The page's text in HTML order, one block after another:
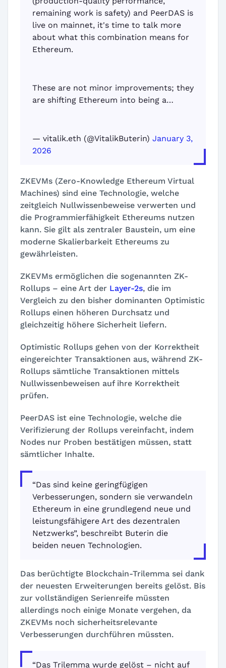
remaining work is safety) and PeerDAS is
live on mainnet, it's time to talk more
about what this combination means for
Ethereum.
These are not minor improvements; they
are shifting Ethereum into being a…
— vitalik.eth (@VitalikButerin) January 3,
2026
ZKEVMs (Zero-Knowledge Ethereum Virtual
Machines) sind eine Technologie, welche
zeitgleich Nullwissenbeweise verwerten und
die Programmierfähigkeit Ethereums nutzen
kann. Sie gilt als zentraler Baustein, um eine
moderne Skalierbarkeit Ethereums zu
gewährleisten.
ZKEVMs ermöglichen die sogenannten ZK-
Rollups – eine Art der Layer-2s, die im
Vergleich zu den bisher dominanten Optimistic
Rollups einen höheren Durchsatz und
gleichzeitig höhere Sicherheit liefern.
Optimistic Rollups gehen von der Korrektheit
eingereichter Transaktionen aus, während ZK-
Rollups sämtliche Transaktionen mittels
Nullwissenbeweisen auf ihre Korrektheit
prüfen.
PeerDAS ist eine Technologie, welche die
Verifizierung der Rollups vereinfacht, indem
Nodes nur Proben bestätigen müssen, statt
sämtlicher Inhalte.
“Das sind keine geringfügigen
Verbesserungen, sondern sie verwandeln
Ethereum in eine grundlegend neue und
leistungsfähigere Art des dezentralen
Netzwerks”, beschreibt Buterin die
beiden neuen Technologien.
Das berüchtigte Blockchain-Trilemma sei dank
der neuesten Erweiterungen bereits gelöst. Bis
zur vollständigen Serienreife müssten
allerdings noch einige Monate vergehen, da
ZKEVMs noch sicherheitsrelevante
Verbesserungen durchführen müssten.
“Das Trilemma wurde gelöst – nicht auf